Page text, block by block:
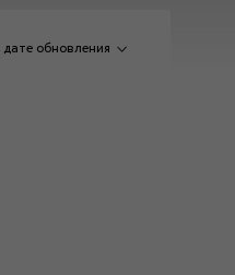
дате обновления